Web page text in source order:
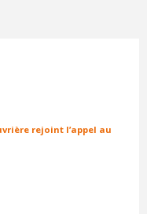
rejoint l’appel au